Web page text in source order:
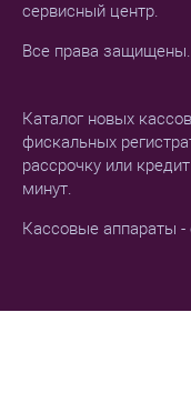
сервисный центр.
Все права защищены.
Каталог новых
фискальных
рассрочку или
минут.
Кассовые аппараты